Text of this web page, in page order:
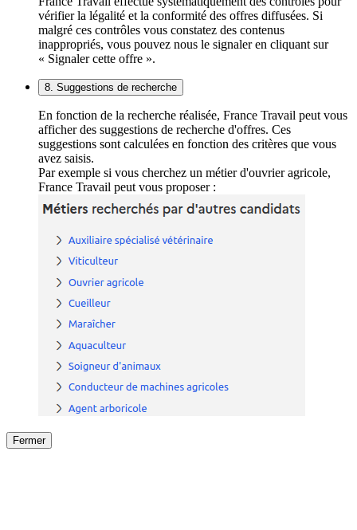
vérifier la légalité et la conformité des offres diffusées. Si
malgré ces contrôles vous constatez des contenus
inappropriés, vous pouvez nous le signaler en cliquant sur
« Signaler cette offre ».
8. Suggestions de recherche
En fonction de la recherche réalisée, France Travail peut vous
afficher des suggestions de recherche d'offres. Ces
suggestions sont calculées en fonction des critères que vous
avez saisis.
Par exemple si vous cherchez un métier d'ouvrier agricole,
France Travail peut vous proposer :
Fermer